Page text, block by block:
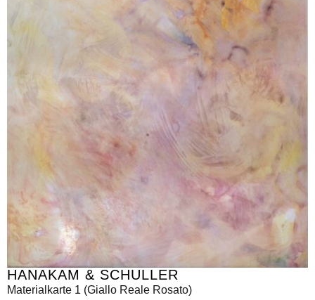
HANAKAM & SCHULLER
Materialkarte 1 (Giallo Reale Rosato)